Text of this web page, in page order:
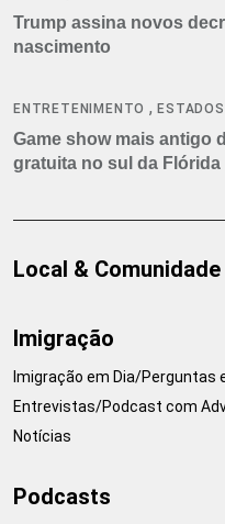
Trump assina novos
nascimento
ENTRETENIMENTO ,
Game show mais antigo
gratuita no sul da Flórida
Local & Comunidade
Imigração
Imigração em Dia/Perguntas
Entrevistas/Podcast com
Notícias
Podcasts